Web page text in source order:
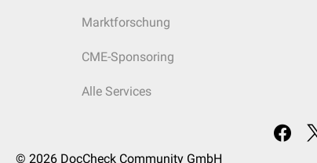
Marktforschung
CME-Sponsoring
Alle Services
© 2026 DocCheck Community GmbH